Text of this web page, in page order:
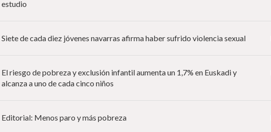
estudio
Siete de cada diez jóvenes navarras afirma haber sufrido violencia sexual
El riesgo de pobreza y exclusión infantil aumenta un 1,7% en Euskadi y
alcanza a uno de cada cinco niños
Editorial: Menos paro y más pobreza